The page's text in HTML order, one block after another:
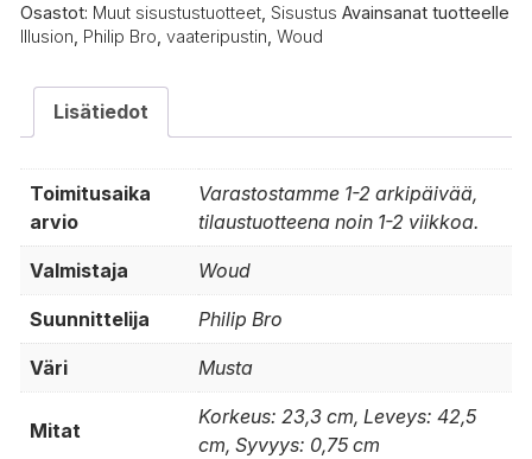
Osastot: Muut sisustustuotteet Sisustus Avainsanat tuotteelle
Illusion Philip Bro vaateripustin Woud
Lisätiedot
Toimitusaika
arvio
Varastostamme 1-2 arkipäivää,
tilaustuotteena noin 1-2 viikkoa.
Valmistaja Woud
Suunnittelija Philip Bro
Väri Musta
Mitat
Korkeus: 23,3 cm, Leveys: 42,5
cm, Syvyys: 0,75 cm